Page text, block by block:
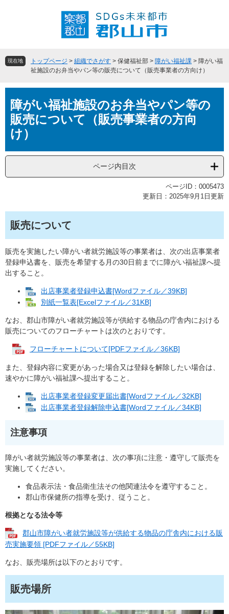
頭
飛現在地 トップページ > 組織でさがす > 保健福祉部 > 障がい福祉課 > 障がい福
祉施設のお弁当やパン等の販売について（販売事業者の方向け）
文障がい福祉施設のお弁当やパン等の
販売について（販売事業者の方向
け）
ページ内目次
ページID：0005473
更新日：2025年9月1日更新
販売について
販売を実施したい障がい者就労施設等の事業者は、次の出店事業者
登録申込書を、販売を希望する月の30日前までに障がい福祉課へ提
出すること。
出店事業者登録申込書[Wordファイル／39KB]
別紙一覧表[Excelファイル／31KB]
なお、郡山市障がい者就労施設等が供給する物品の庁舎内における
販売についてのフローチャートは次のとおりです。
フローチャートについて[PDFファイル／36KB]
また、登録内容に変更があった場合又は登録を解除したい場合は、
速やかに障がい福祉課へ提出すること。
出店事業者登録変更届出書[Wordファイル／32KB]
出店事業者登録解除申込書[Wordファイル／34KB]
注意事項
障がい者就労施設等の事業者は、次の事項に注意・遵守して販売を
実施してください。
食品表示法・食品衛生法その他関連法令を遵守すること。
郡山市保健所の指導を受け、従うこと。
根拠となる法令等
郡山市障がい者就労施設等が供給する物品の庁舎内における販
売実施要領 [PDFファイル／55KB]
なお、販売場所は以下のとおりです。
販売場所